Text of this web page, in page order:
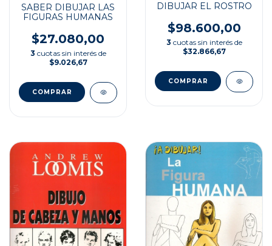
SABER DIBUJAR LAS
FIGURAS HUMANAS
$27.080,00
3 cuotas sin interés de
$9.026,67
DIBUJAR EL ROSTRO
$98.600,00
3 cuotas sin interés de
$32.866,67